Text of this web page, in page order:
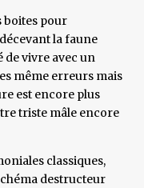
boites pour
la faune
de vivre avec un
même erreurs mais
est encore plus
triste mâle encore
classiques,
destructeur